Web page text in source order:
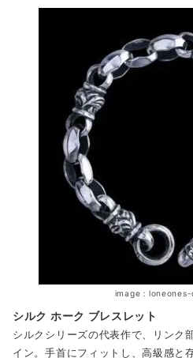
image：
シルク ホーク ブレスレット
シルクシリーズの代表作で、リンク
イン。手首にフィットし、高級感と